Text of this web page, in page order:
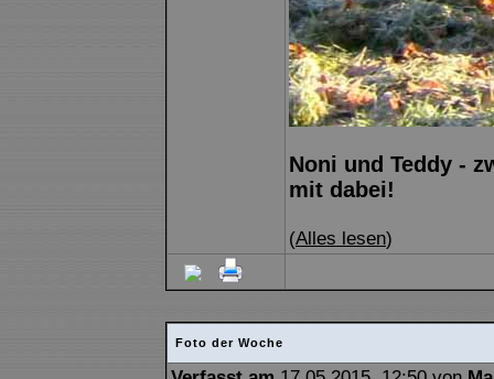
Noni und Teddy -
mit dabei!
(Alles lesen)
Foto der Woche